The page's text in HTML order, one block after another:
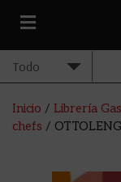
Inicio / Librería
chefs /